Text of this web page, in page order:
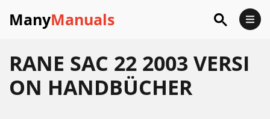
ManyManuals
RANE SAC 22 2003 VERSI
ON HANDBÜCHER